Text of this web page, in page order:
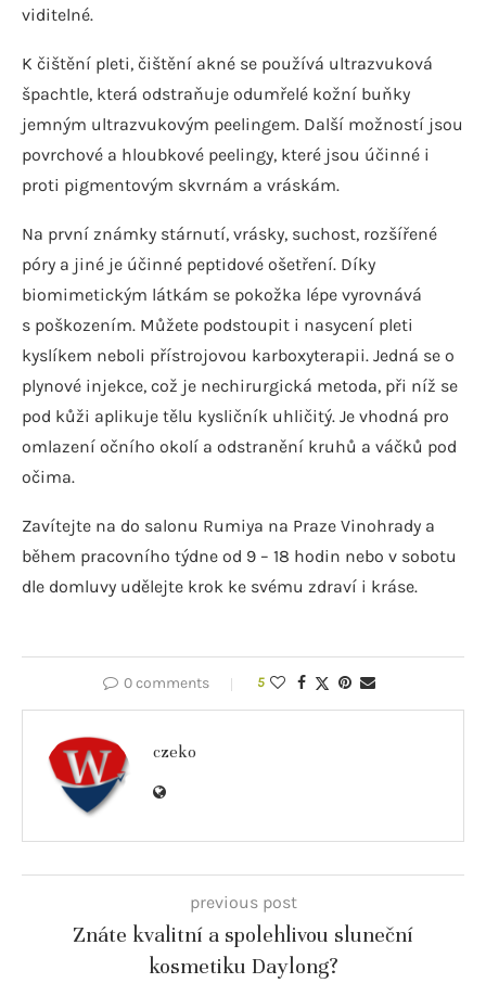
viditelné.
K čištění pleti, čištění akné se používá ultrazvuková
špachtle, která odstraňuje odumřelé kožní buňky
jemným ultrazvukovým peelingem. Další možností jsou
povrchové a hloubkové peelingy, které jsou účinné i
proti pigmentovým skvrnám a vráskám.
Na první známky stárnutí, vrásky, suchost, rozšířené
póry a jiné je účinné peptidové ošetření. Díky
biomimetickým látkám se pokožka lépe vyrovnává
s poškozením. Můžete podstoupit i nasycení pleti
kyslíkem neboli přístrojovou karboxyterapii. Jedná se o
plynové injekce, což je nechirurgická metoda, při níž se
pod kůži aplikuje tělu kysličník uhličitý. Je vhodná pro
omlazení očního okolí a odstranění kruhů a váčků pod
očima.
Zavítejte na do salonu Rumiya na Praze Vinohrady a
během pracovního týdne od 9 – 18 hodin nebo v sobotu
dle domluvy udělejte krok ke svému zdraví i kráse.
0 comments 5
czeko
previous post
Znáte kvalitní a spolehlivou sluneční
kosmetiku Daylong?